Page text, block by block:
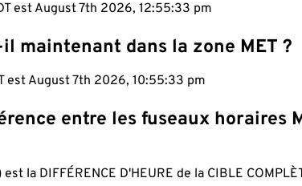
est August 7th 2026, 12:55:34 pm
maintenant dans la zone MET ?
est August 7th 2026, 10:55:34 pm
entre les fuseaux horaires
est la DIFFÉRENCE D'HEURE de la CIBLE